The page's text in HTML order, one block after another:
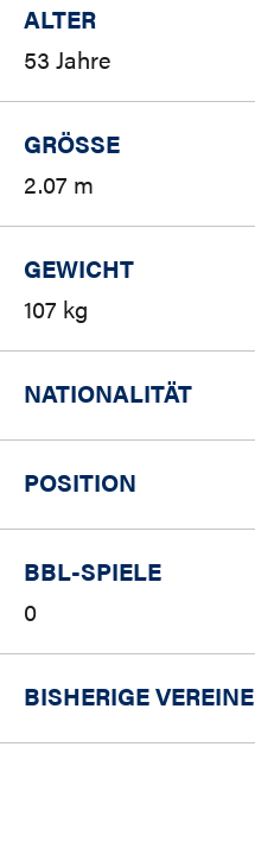
ALTER
53 Jahre
GRÖSSE
2.07 m
GEWICHT
107 kg
NATIONALITÄT
POSITION
BBL-SPIELE
0
BISHERIGE VEREINE